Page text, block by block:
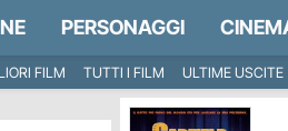
PERSONAGGI
FILM TUTTI I FILM ULTIME USCITE